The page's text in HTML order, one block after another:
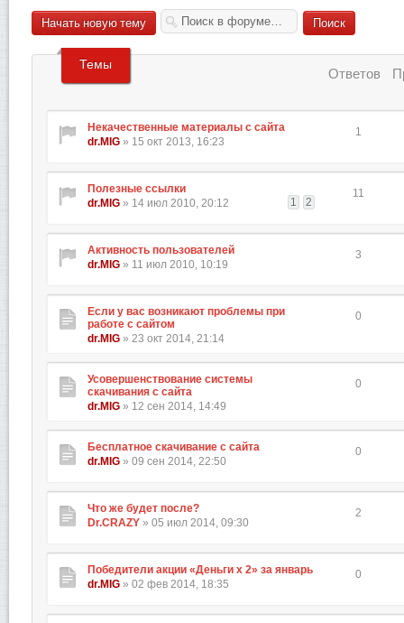
Начать новую тему
Темы
Ответов
Некачественные материалы с сайта
dr.MIG » 15 окт 2013, 16:23
1
Полезные ссылки
1
2
dr.MIG » 14 июл 2010, 20:12
11
Активность пользователей
dr.MIG » 11 июл 2010, 10:19
3
Если у вас возникают проблемы при
работе с сайтом
dr.MIG » 23 окт 2014, 21:14
0
Усовершенствование системы
скачивания с сайта
dr.MIG » 12 сен 2014, 14:49
0
Бесплатное скачивание с сайта
dr.MIG » 09 сен 2014, 22:50
0
Что же будет после?
Dr.CRAZY » 05 июл 2014, 09:30
2
Победители акции «Деньги х 2» за январь
dr.MIG » 02 фев 2014, 18:35
0